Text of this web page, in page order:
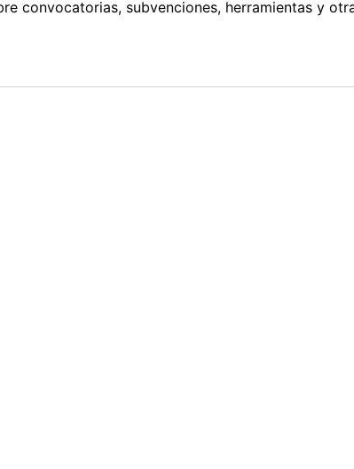
convocatorias, subvenciones, herramientas y